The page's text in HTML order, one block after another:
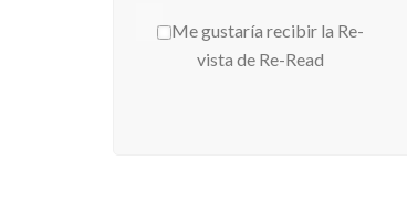
Me gustaría recibir la Re-
vista de Re-Read